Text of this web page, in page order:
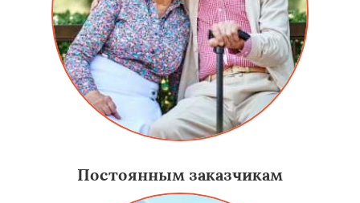
Постоянным заказчикам